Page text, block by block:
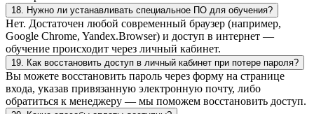
18. Нужно ли устанавливать специальное ПО для обучения?
Нет. Достаточен любой современный браузер (например,
Google Chrome, Yandex.Browser) и доступ в интернет —
обучение происходит через личный кабинет.
19. Как восстановить доступ в личный кабинет при потере пароля?
Вы можете восстановить пароль через форму на странице
входа, указав привязанную электронную почту, либо
обратиться к менеджеру — мы поможем восстановить доступ.